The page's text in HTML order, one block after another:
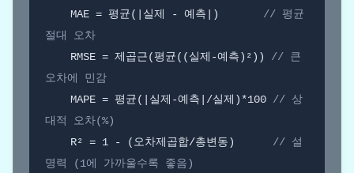
    MAE = 평균(|실제 - 예측|)
// 평균
절대 오차
    RMSE = 제곱근(평균((실제-예측)²))
// 큰
오차에 민감
    MAPE = 평균(|실제-예측|/실제)*100
// 상
대적 오차(%)
    R² = 1 - (오차제곱합/총변동)
// 설
명력 (1에 가까울수록 좋음)